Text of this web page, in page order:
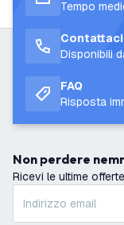
Tempo
Contattaci
Disponibili
FAQ
Risposta
Non perdere
Ricevi le ultime